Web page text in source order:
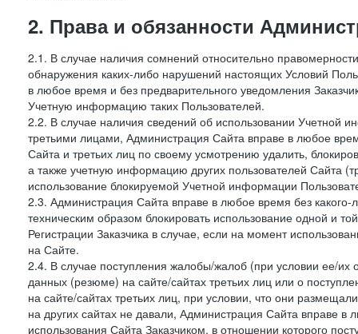
2. Права и обязанности
2.1. В случае наличия сомнений относительно
обнаружения каких-либо нарушений настоящих Условий
в любое время и без предварительного уведомления
Учетную информацию таких Пользователей.
2.2. В случае наличия сведений об использовании Учетной
третьими лицами, Администрация Сайта вправе в любое
Сайта и третьих лиц по своему усмотрению удалить,
а также учетную информацию других пользователей Сайта
использование блокируемой Учетной информации
2.3. Администрация Сайта вправе в любое время без
техническим образом блокировать использование одной и
Регистрации Заказчика в случае, если на момент
на Сайте.
2.4. В случае поступления жалобы/жалоб (при условии ее/их
данных (резюме) на сайте/сайтах третьих лиц или о
на сайте/сайтах третьих лиц, при условии, что они
на других сайтах не давали, Администрация Сайта вправе в
использования Сайта Заказчиком, в отношении которого